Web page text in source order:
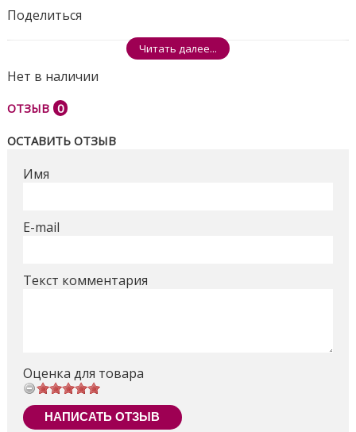
Поделиться
Читать далее...
Нет в наличии
ОТЗЫВ 0
ОСТАВИТЬ ОТЗЫВ
Имя
E-mail
Текст комментария
Оценка для товара
НАПИСАТЬ ОТЗЫВ